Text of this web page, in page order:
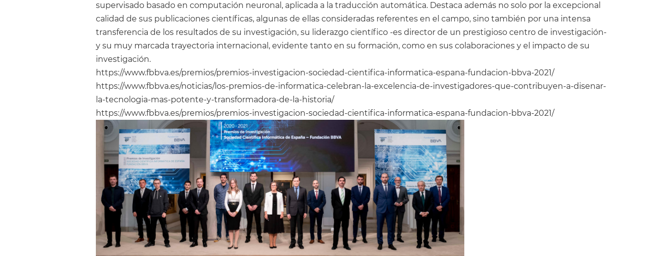
supervisado basado en computación neuronal, aplicada a la traducción automática. Destaca además no solo por la excepcional
calidad de sus publicaciones científicas, algunas de ellas consideradas referentes en el campo, sino también por una intensa
transferencia de los resultados de su investigación, su liderazgo científico -es director de un prestigioso centro de investigación-
y su muy marcada trayectoria internacional, evidente tanto en su formación, como en sus colaboraciones y el impacto de su
investigación.
https://www.fbbva.es/premios/premios-investigacion-sociedad-cientifica-informatica-espana-fundacion-bbva-2021/
https://www.fbbva.es/noticias/los-premios-de-informatica-celebran-la-excelencia-de-investigadores-que-contribuyen-a-disenar-
la-tecnologia-mas-potente-y-transformadora-de-la-historia/
https://www.fbbva.es/premios/premios-investigacion-sociedad-cientifica-informatica-espana-fundacion-bbva-2021/